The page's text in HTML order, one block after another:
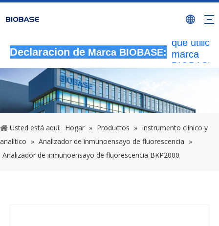
Declaracion de Marca BIOBASE:
Todas las
que
marca
BIOBASE
legal.
20240510
Usted está aquí: Hogar » Productos » Instrumento clínico y
analítico » Analizador de inmunoensayo de fluorescencia »
Analizador de inmunoensayo de fluorescencia BKP2000